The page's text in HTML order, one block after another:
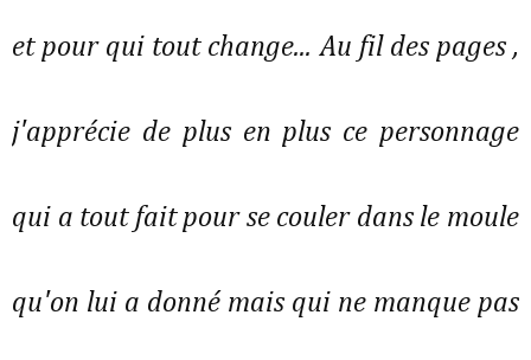
et pour qui tout change... Au fil des pages ,
j'apprécie de plus en plus ce personnage
qui a tout fait pour se couler dans le moule
qu'on lui a donné mais qui ne manque pas